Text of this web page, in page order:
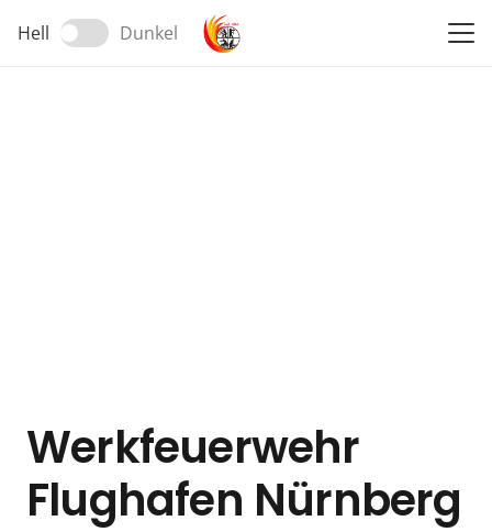
Hell Dunkel
Werkfeuerwehr
Flughafen Nürnberg